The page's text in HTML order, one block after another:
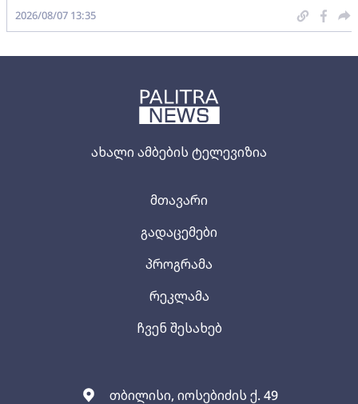
ახალი ამბების ტელევიზია
თბილისი, იოსებიძის ქ. 49
მთავარი
გადაცემები
პროგრამა
რეკლამა
ჩვენ შესახებ
2026/08/07 13:35